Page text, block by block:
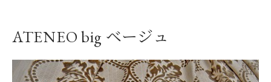
ATENEO big ベージュ